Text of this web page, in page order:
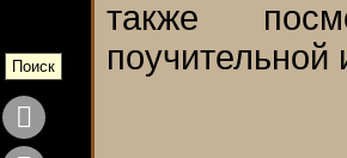
также
поучительной